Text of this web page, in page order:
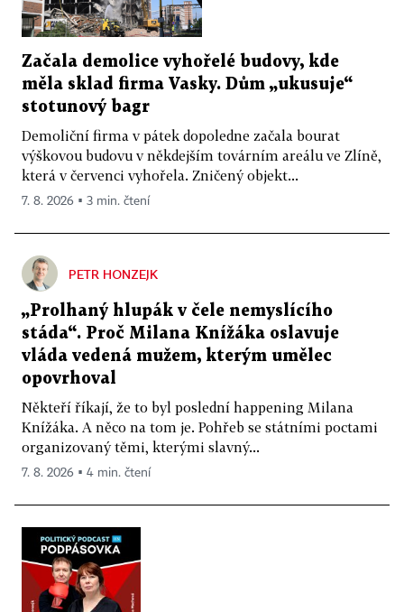
Začala demolice vyhořelé budovy, kde
měla sklad firma Vasky. Dům „ukusuje“
stotunový bagr
Demoliční firma v pátek dopoledne začala bourat
výškovou budovu v někdejším továrním areálu ve Zlíně,
která v červenci vyhořela. Zničený objekt...
7. 8. 2026 ▪ 3 min. čtení
PETR HONZEJK
„Prolhaný hlupák v čele nemyslícího
stáda“. Proč Milana Knížáka oslavuje
vláda vedená mužem, kterým umělec
opovrhoval
Někteří říkají, že to byl poslední happening Milana
Knížáka. A něco na tom je. Pohřeb se státními poctami
organizovaný těmi, kterými slavný...
7. 8. 2026 ▪ 4 min. čtení